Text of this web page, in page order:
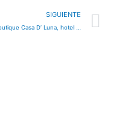
SIGUIENTE